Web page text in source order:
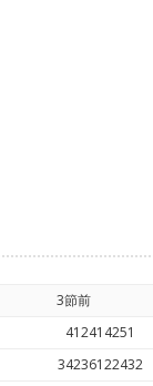
3節前
412414251
34236122432